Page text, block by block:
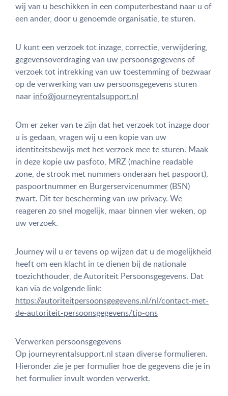
wij van u beschikken in een computerbestand naar u of
een ander, door u genoemde organisatie, te sturen.
U kunt een verzoek tot inzage, correctie, verwijdering,
gegevensoverdraging van uw persoonsgegevens of
verzoek tot intrekking van uw toestemming of bezwaar
op de verwerking van uw persoonsgegevens sturen
naar info@journeyrentalsupport.nl
Om er zeker van te zijn dat het verzoek tot inzage door
u is gedaan, vragen wij u een kopie van uw
identiteitsbewijs met het verzoek mee te sturen. Maak
in deze kopie uw pasfoto, MRZ (machine readable
zone, de strook met nummers onderaan het paspoort),
paspoortnummer en Burgerservicenummer (BSN)
zwart. Dit ter bescherming van uw privacy. We
reageren zo snel mogelijk, maar binnen vier weken, op
uw verzoek.
Journey wil u er tevens op wijzen dat u de mogelijkheid
heeft om een klacht in te dienen bij de nationale
toezichthouder, de Autoriteit Persoonsgegevens. Dat
kan via de volgende link:
https://autoriteitpersoonsgegevens.nl/nl/contact-met-
de-autoriteit-persoonsgegevens/tip-ons
Verwerken persoonsgegevens
Op journeyrentalsupport.nl staan diverse formulieren.
Hieronder zie je per formulier hoe de gegevens die je in
het formulier invult worden verwerkt.